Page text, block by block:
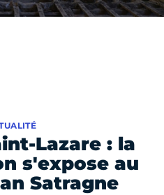
Lazare : la
s'expose au
Satragne